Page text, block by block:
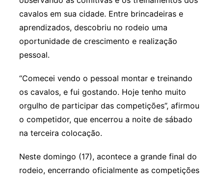
cavalos em sua cidade. Entre brincadeiras e
aprendizados, descobriu no rodeio uma
oportunidade de crescimento e realização
pessoal.
“Comecei vendo o pessoal montar e treinando
os cavalos, e fui gostando. Hoje tenho muito
orgulho de participar das competições”, afirmou
o competidor, que encerrou a noite de sábado
na terceira colocação.
Neste domingo (17), acontece a grande final do
rodeio, encerrando oficialmente as competições